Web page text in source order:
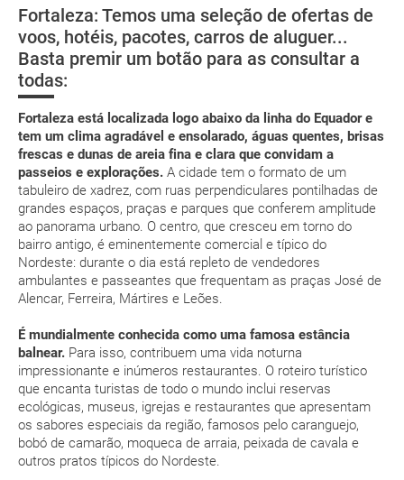
Fortaleza: Temos uma seleção de ofertas de
voos, hotéis, pacotes, carros de aluguer...
Basta premir um botão para as consultar a
todas:
Fortaleza está localizada logo abaixo da linha do Equador e
tem um clima agradável e ensolarado, águas quentes, brisas
frescas e dunas de areia fina e clara que convidam a
passeios e explorações. A cidade tem o formato de um
tabuleiro de xadrez, com ruas perpendiculares pontilhadas de
grandes espaços, praças e parques que conferem amplitude
ao panorama urbano. O centro, que cresceu em torno do
bairro antigo, é eminentemente comercial e típico do
Nordeste: durante o dia está repleto de vendedores
ambulantes e passeantes que frequentam as praças José de
Alencar, Ferreira, Mártires e Leões.
É mundialmente conhecida como uma famosa estância
balnear. Para isso, contribuem uma vida noturna
impressionante e inúmeros restaurantes. O roteiro turístico
que encanta turistas de todo o mundo inclui reservas
ecológicas, museus, igrejas e restaurantes que apresentam
os sabores especiais da região, famosos pelo caranguejo,
bobó de camarão, moqueca de arraia, peixada de cavala e
outros pratos típicos do Nordeste.
Florianópolis
Fernando de
Noronha
Río de
Segurança
low cost
suplemento extra
férias
Posso cancelar ou modificar a reserva da viagem?
Que custos podem ser originados por um
cancelamento ou modificação da viagem?
Que validade deve ter o meu passaporte para viajar
para...?
Com quanta antecedência tenho de estar no
aeroporto?
Como posso reservar uma viagem de pacote de
férias no site?